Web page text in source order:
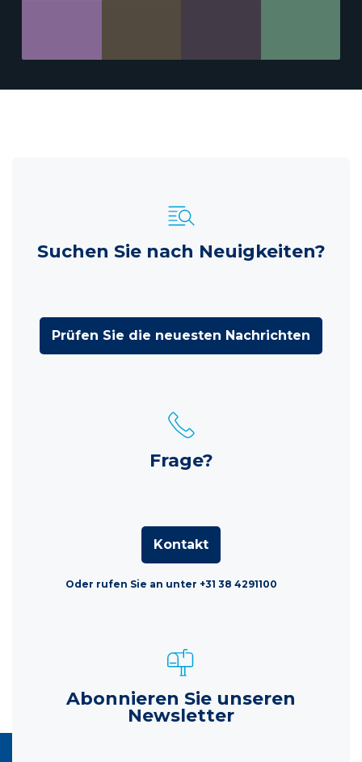
Suchen Sie nach Neuigkeiten?
Prüfen Sie die neuesten Nachrichten
Frage?
Kontakt
Oder rufen Sie an unter +31 38 4291100
Abonnieren Sie unseren
Newsletter